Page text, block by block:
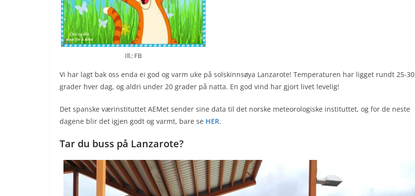
Ill.: FB
Vi har lagt bak oss enda ei god og varm uke på solskinnsøya Lanzarote! Temperaturen har ligget rundt 25-30
grader hver dag, og aldri under 20 grader på natta. En god vind har gjort livet levelig!
Det spanske værinstituttet AEMet sender sine data til det norske meteorologiske instituttet, og for de neste
dagene blir det igjen godt og varmt, bare se HER.
Tar du buss på Lanzarote?